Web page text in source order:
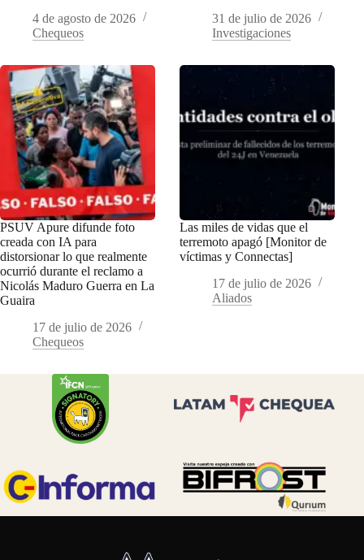
4 de agosto de 2026
Chequeos
31 de julio de 2026
Investigaciones
PSUV Apure difunde foto
creada con IA para
distorsionar lo que realmente
ocurrió durante el reclamo a
Nicolás Maduro Guerra en La
Guaira
17 de julio de 2026
Chequeos
Las miles de vidas que el
terremoto apagó [Monitor de
víctimas y Connectas]
17 de julio de 2026
Aliados